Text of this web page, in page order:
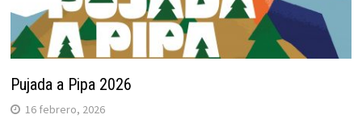
Pujada a Pipa 2026
16 febrero, 2026